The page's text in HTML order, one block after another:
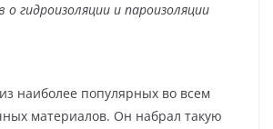
о гидроизоляции и пароизоляции
наиболее популярных во всем
материалов. Он набрал такую